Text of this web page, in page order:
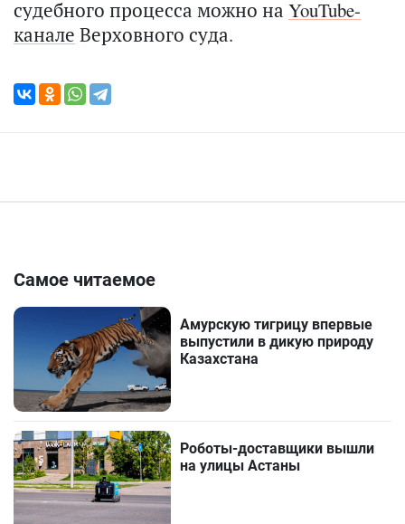
судебного процесса можно на YouTube-
канале Верховного суда.
Самое читаемое
Амурскую тигрицу впервые
выпустили в дикую природу
Казахстана
Роботы-доставщики вышли
на улицы Астаны